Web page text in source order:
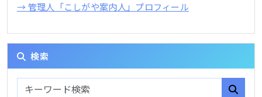
→ 管理人「こしがや案内人」プロフィール
検索